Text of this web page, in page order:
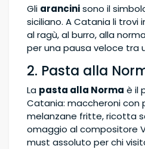
Gli arancinisono il
siciliano. A Catania li trovi
al ragù, al burro, alla
per una pausa veloce tra
2. Pasta alla
La pasta alla Norma è il
Catania: maccheroni con
melanzane fritte, ricotta
omaggio al compositore
must assoluto per chi